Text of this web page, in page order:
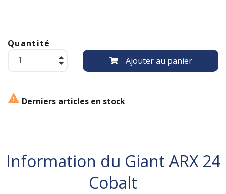
Quantité
Ajouter au panier
 Derniers articles en stock
Information du Giant ARX 24
Cobalt